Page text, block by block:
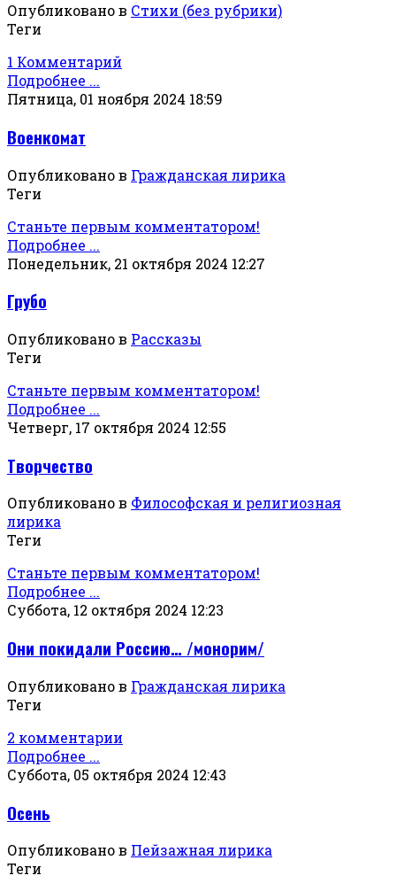
Опубликовано в Стихи (без рубрики)
Теги
1 Комментарий
Подробнее ...
Пятница, 01 ноября 2024 18:59
Военкомат
Опубликовано в Гражданская лирика
Теги
Станьте первым комментатором!
Подробнее ...
Понедельник, 21 октября 2024 12:27
Грубо
Опубликовано в Рассказы
Теги
Станьте первым комментатором!
Подробнее ...
Четверг, 17 октября 2024 12:55
Творчество
Опубликовано в Философская и религиозная
лирика
Теги
Станьте первым комментатором!
Подробнее ...
Суббота, 12 октября 2024 12:23
Они покидали Россию… /монорим/
Опубликовано в Гражданская лирика
Теги
2 комментарии
Подробнее ...
Суббота, 05 октября 2024 12:43
Осень
Опубликовано в Пейзажная лирика
Теги